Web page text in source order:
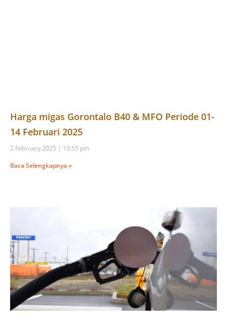
Harga migas Gorontalo B40 & MFO Periode 01-
14 Februari 2025
2 February 2025
10:55 pm
Baca Selengkapnya »